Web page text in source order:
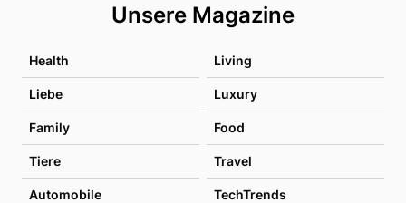
Unsere Magazine
Health Living
Liebe Luxury
Family Food
Tiere Travel
Automobile TechTrends